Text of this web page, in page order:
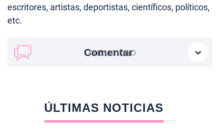
escritores, artistas, deportistas, científicos, políticos,
etc.
Comentar
ÚLTIMAS NOTICIAS